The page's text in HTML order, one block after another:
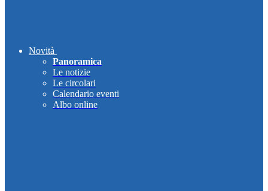
Novità
Panoramica
Le notizie
Le circolari
Calendario eventi
Albo online